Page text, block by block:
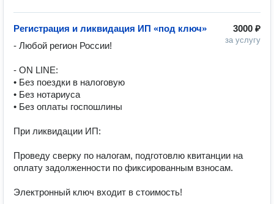
3000 ₽
за услугу
Регистрация и ликвидация ИП «под ключ»
- Любой регион России!
- ON LINE:
• Без поездки в налоговую
• Без нотариуса
• Без оплаты госпошлины
При ликвидации ИП:
Проведу сверку по налогам, подготовлю квитанции на
оплату задолженности по фиксированным взносам.
Электронный ключ входит в стоимость!